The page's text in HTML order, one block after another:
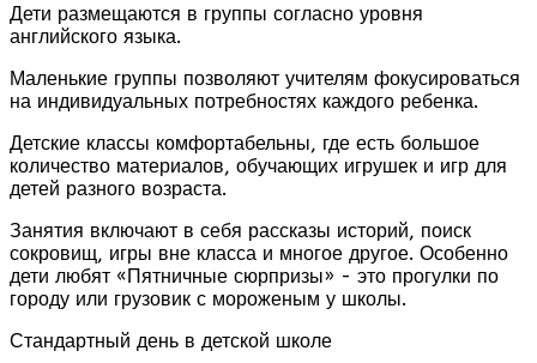
Дети размещаются в группы согласно уровня
английского языка.
Маленькие группы позволяют учителям фокусироваться
на индивидуальных потребностях каждого ребенка.
Детские классы комфортабельны, где есть большое
количество материалов, обучающих игрушек и игр для
детей разного возраста.
Занятия включают в себя рассказы историй, поиск
сокровищ, игры вне класса и многое другое. Особенно
дети любят «Пятничные сюрпризы» - это прогулки по
городу или грузовик с мороженым у школы.
Стандартный день в детской школе